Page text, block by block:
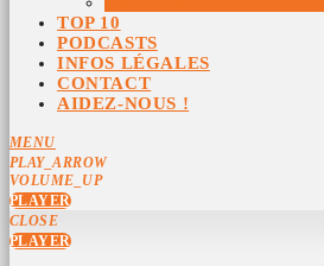
TOP 10
PODCASTS
INFOS LÉGALES
CONTACT
AIDEZ-NOUS !
MENU
PLAY_ARROW
VOLUME_UP
PLAYER
CLOSE
PLAYER